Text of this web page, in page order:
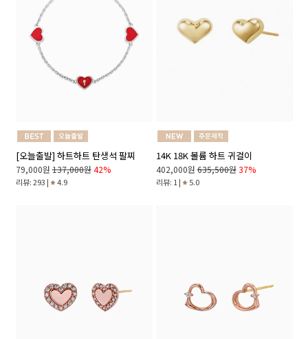
[오늘출발] 하트하트 탄생석 팔찌
79,000원 137,000원 42%
리뷰: 293 | 4.9
14K 18K 볼륨 하트 귀걸이
402,000원 635,500원 37%
리뷰: 1 | 5.0